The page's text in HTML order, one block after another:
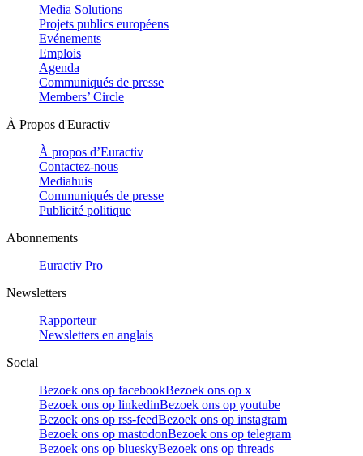
Media Solutions
Projets publics européens
Evénements
Emplois
Agenda
Communiqués de presse
Members’ Circle
À Propos d'Euractiv
À propos d’Euractiv
Contactez-nous
Mediahuis
Communiqués de presse
Publicité politique
Abonnements
Euractiv Pro
Newsletters
Rapporteur
Newsletters en anglais
Social
Bezoek ons op facebookBezoek ons op x
Bezoek ons op linkedinBezoek ons op youtube
Bezoek ons op rss-feedBezoek ons op instagram
Bezoek ons op mastodonBezoek ons op telegram
Bezoek ons op blueskyBezoek ons op threads